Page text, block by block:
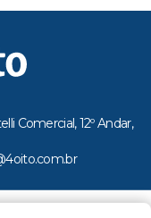
Comercial, 12º Andar,